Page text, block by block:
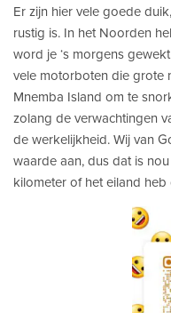
Er zijn hier vele goede
rustig is. In het Noorden
word je ‘s morgens
vele motorboten die grote
Mnemba Island om te
zolang de verwachtingen
de werkelijkheid. Wij van
waarde aan, dus dat is
kilometer of het eiland heb